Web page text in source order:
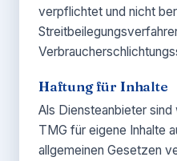
verpflichtet und nicht
Haftung für Inhalte
Als Diensteanbieter sind
TMG für eigene Inhalte
allgemeinen Gesetzen